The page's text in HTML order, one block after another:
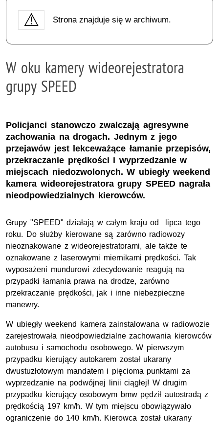
Strona znajduje się w archiwum.
W oku kamery wideorejestratora
grupy SPEED
Policjanci stanowczo zwalczają agresywne
zachowania na drogach. Jednym z jego
przejawów jest lekceważące łamanie przepisów,
przekraczanie prędkości i wyprzedzanie w
miejscach niedozwolonych. W ubiegły weekend
kamera wideorejestratora grupy SPEED nagrała
nieodpowiedzialnych kierowców.
Grupy "SPEED" działają w całym kraju od lipca tego
roku. Do służby kierowane są zarówno radiowozy
nieoznakowane z wideorejestratorami, ale także te
oznakowane z laserowymi miernikami prędkości. Tak
wyposażeni mundurowi zdecydowanie reagują na
przypadki łamania prawa na drodze, zarówno
przekraczanie prędkości, jak i inne niebezpieczne
manewry.
W ubiegły weekend kamera zainstalowana w radiowozie
zarejestrowała nieodpowiedzialne zachowania kierowców
autobusu i samochodu osobowego. W pierwszym
przypadku kierujący autokarem został ukarany
dwustuzłotowym mandatem i pięcioma punktami za
wyprzedzanie na podwójnej linii ciągłej! W drugim
przypadku kierujący osobowym bmw pędził autostradą z
prędkością 197 km/h. W tym miejscu obowiązywało
ograniczenie do 140 km/h. Kierowca został ukarany